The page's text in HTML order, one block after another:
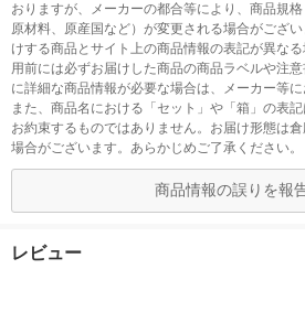
おりますが、メーカーの都合等により、商品規格
原材料、原産国など）が変更される場合がござ
けする商品とサイト上の商品情報の表記が異な
用前には必ずお届けした商品の商品ラベルや注
に詳細な商品情報が必要な場合は、メーカー等に
また、商品名における「セット」や「箱」の表
お約束するものではありません。お届け形態は
場合がございます。あらかじめご了承ください。
商品情報の誤りを報
レビュー